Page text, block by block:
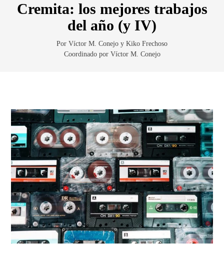
Cremita: los mejores trabajos
del año (y IV)
Por Víctor M. Conejo y Kiko Frechoso
Coordinado por Víctor M. Conejo